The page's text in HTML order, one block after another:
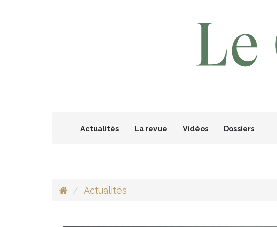
Actualités La revue Vidéos Dossiers
Actualités